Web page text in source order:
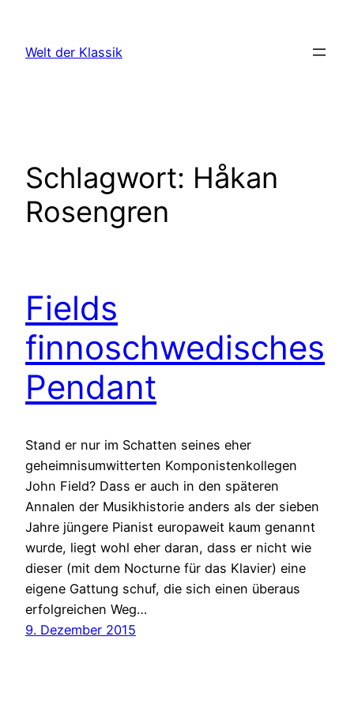
springen
Welt der Klassik
Schlagwort: Håkan
Rosengren
Fields
finnoschwedisches
Pendant
Stand er nur im Schatten seines eher
geheimnisumwitterten Komponistenkollegen
John Field? Dass er auch in den späteren
Annalen der Musikhistorie anders als der sieben
Jahre jüngere Pianist europaweit kaum genannt
wurde, liegt wohl eher daran, dass er nicht wie
dieser (mit dem Nocturne für das Klavier) eine
eigene Gattung schuf, die sich einen überaus
erfolgreichen Weg…
9. Dezember 2015